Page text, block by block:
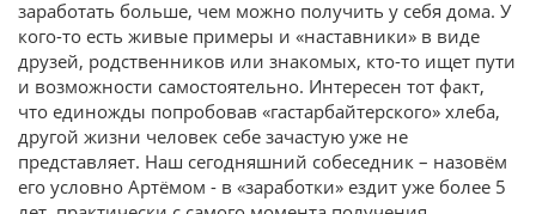
заработать больше, чем можно получить у себя дома. У
кого-то есть живые примеры и «наставники» в виде
друзей, родственников или знакомых, кто-то ищет пути
и возможности самостоятельно. Интересен тот факт,
что единожды попробовав «гастарбайтерского» хлеба,
другой жизни человек себе зачастую уже не
представляет. Наш сегодняшний собеседник – назовём
его условно Артёмом - в «заработки» ездит уже более 5